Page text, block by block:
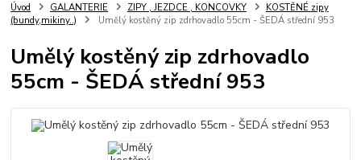
Úvod GALANTERIE ZIPY , JEZDCE , KONCOVKY
KOSTĚNÉ zipy
(bundy,mikiny..)
Umělý kostěný zip zdrhovadlo 55cm - ŠEDÁ střední 953
Umělý kostěný zip zdrhovadlo
55cm - ŠEDÁ střední 953